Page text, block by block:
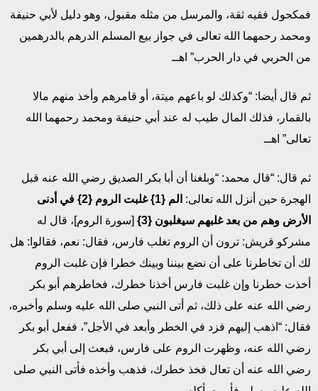
فمكحول فقيه ثقة، والمرسل من مثله مقبول، وهو دليل لأبي حنيفة
ومحمد رحمهما الله تعالى في جواز بيع المسلم الدرهم بالدرهمين
من الحربي في دار الحرب” اهــ
ثم قال أيضا: “وكذلك لو باعهم ميتة، أو قامرهم وأخذ منهم مالا
بالقمار، فذلك المال طيب له عند أبي حنيفة ومحمد رحمهما الله
تعالى” اهــ
ثم قال: “قال محمد: “وبلغنا أن أبا بكر الصديق رضي الله عنه قبل
الهجرة حين أنزل الله تعالى:
الم {1} غلبت الروم {2} في أدنى
الأرض وهم من بعد غلبهم سيغلبون {3}
[سورة الروم]، قال له
مشركو قريش: ترون أن الروم تغلب فارس، فقال: نعم، فقالوا: هل
لك أن تخاطرنا على أن نضع بيننا وبينك خطرا فإن غلبت الروم
أخذت خطرنا وإن غلبت فارس أخذنا خطرك، فخاطرهم أبو بكر
رضي الله عنه على ذلك، ثم أتى النبي صلى الله عليه وسلم وأخبره،
فقال: “اذهب إليهم فزد في الخطر وأبعد في الأجل”، ففعل أبو بكر
رضي الله عنه، وظهرت الروم على فارس، فبعث إلى أبي بكر
رضي الله عنه أن تعال فخذ خطرك، فذهب وأخذه فأتى النبي صلى